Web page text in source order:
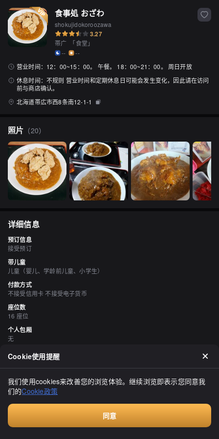
食事処 おざわ
shokujidokoroozawa
3.27
帯广 「食堂 」
--
--
营业时间： 12：00~15：00。 午餐。 18：00~21：00。 周日开放
休息时间： 不规则 营业时间和定期休息日可能会发生变化，因此请在访问
前与商店确认。
北海道帯広市西8条南12-1-1
照片 （20）
详细信息
预订信息
接受预订
带儿童
儿童（婴儿、学龄前儿童、小学生）
付款方式
不接受信用卡 不接受电子货币
座位数
16 座位
个人包厢
无
吸烟与禁烟
所有座位均禁止吸烟
有 大约4辆车？
空间与设备
有吧台座位、有榻榻米区域
Cookie使用提醒
我们使用cookies来改善您的浏览体验。继续浏览即表示您同意我
们的Cookie政策
同意